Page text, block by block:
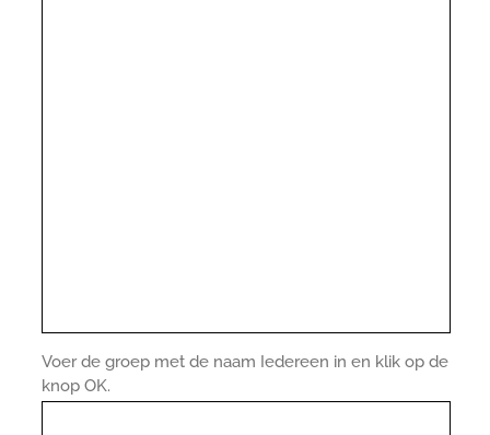
Voer de groep met de naam Iedereen in en klik op de
knop OK.